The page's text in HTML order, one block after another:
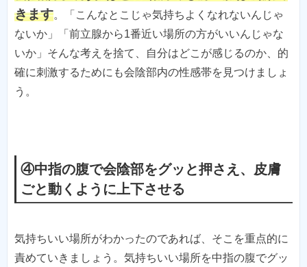
きます。「こんなとこじゃ気持ちよくなれないんじゃ
ないか」「前立腺から1番近い場所の方がいいんじゃな
いか」そんな考えを捨て、自分はどこが感じるのか、的
確に刺激するためにも会陰部内の性感帯を見つけましょ
う。
④中指の腹で会陰部をグッと押さえ、皮膚
ごと動くように上下させる
気持ちいい場所がわかったのであれば、そこを重点的に
責めていきましょう。気持ちいい場所を中指の腹でグッ